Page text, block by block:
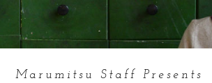
Marumitsu Staff Presents